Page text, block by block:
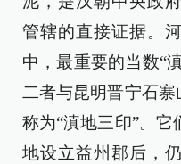
管辖的直接证据。
中，最重要的当数“
二者与昆明晋宁石寨
称为“滇地三印”。
地设立益州郡后，